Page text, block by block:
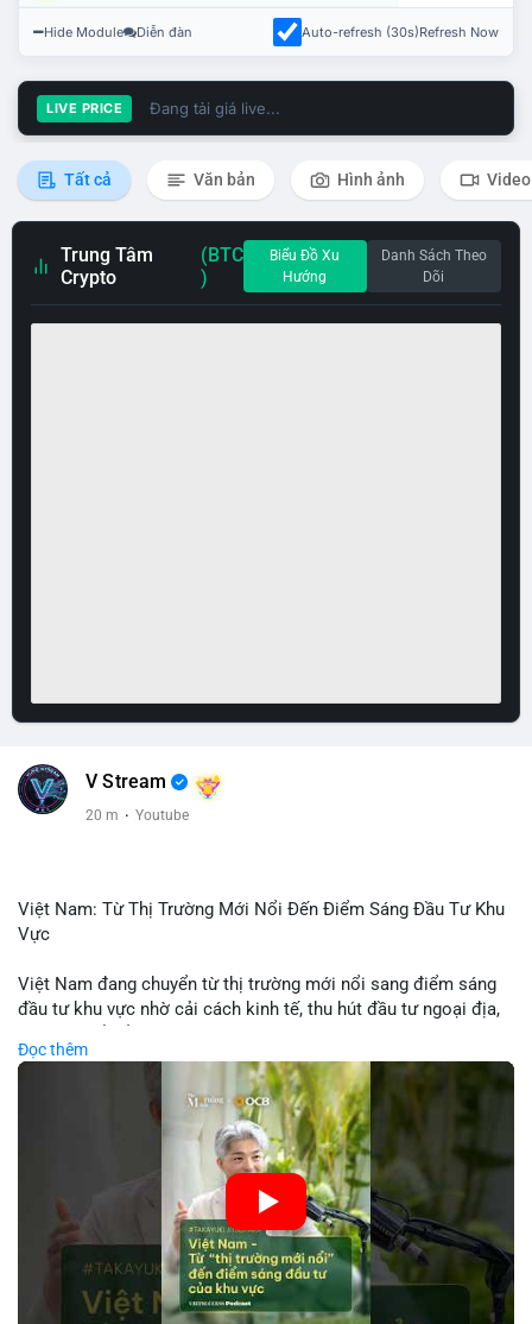
Hide Module Diễn đàn Auto-refresh (30s)Refresh Now
LIVE PRICE Đang tải giá live...
Tất cả Văn bản Hình ảnh Video
Trung Tâm
Crypto
(BTC
)
Biểu Đồ Xu
Hướng
Danh Sách Theo
Dõi
V Stream
20 m · Youtube
Việt Nam: Từ Thị Trường Mới Nổi Đến Điểm Sáng Đầu Tư Khu
Vực
Việt Nam đang chuyển từ thị trường mới nổi sang điểm sáng
đầu tư khu vực nhờ cải cách kinh tế, thu hút đầu tư ngoại địa,
hội cho nhà đầu tư lặp lại mô hình thành công của các quốc
gia đang phát triển. Nền tảng crypto tại Việt Nam cũng tăng
trưởng nhờ chính sách ổn định và sự quan tâm từ nhà đầu tư
🎥 Xem video trực tiếp tại:
Nguồn: VIETSUCCESS
Đọc thêm